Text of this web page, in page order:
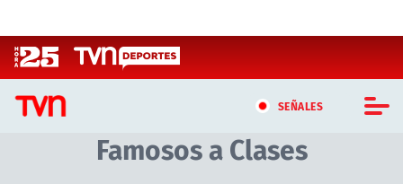
SEÑALES
CASTING MASTERCHEF CHILE
Famosos a Clases